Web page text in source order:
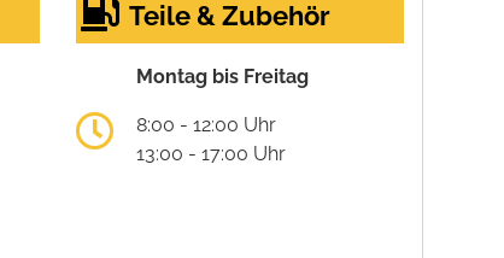
Teile & Zubehör
Montag bis Freitag
8:00 - 12:00 Uhr
13:00 - 17:00 Uhr